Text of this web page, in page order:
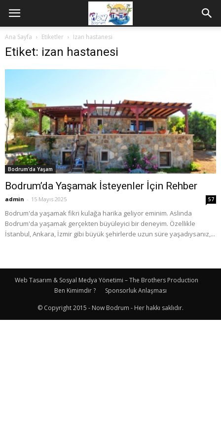
Ana Sayfa Etiketler Izan hastanesi
Etiket: izan hastanesi
Bodrum'da Yaşam
Bodrum’da Yaşamak İsteyenler İçin Rehber
admin - 15 Mayıs 2025 57
Bodrum'da yaşamak fikri kulağa harika geliyor eminim. Aslında
Bodrum'da yaşamak gerçekten büyüleyici bir deneyim. Özellikle
İstanbul, Ankara, İzmir gibi büyük şehirlerde uzun süre yaşadıysanız,...
Web Tasarım & Sosyal Medya Yönetimi – The Brothers Production
Ben Kimimdir ?
Sponsorluk Anlaşması
© Copyright 2015 - Now Bodrum - Her hakkı saklıdır.